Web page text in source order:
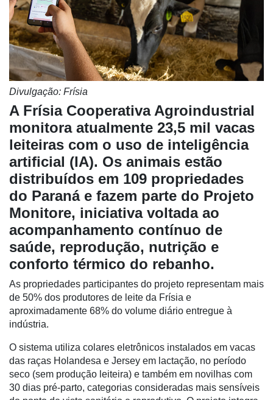
Cadastre-
se
Minha
Divulgação: Frísia
A Frísia Cooperativa Agroindustrial
monitora atualmente 23,5 mil vacas
leiteiras com o uso de inteligência
artificial (IA). Os animais estão
distribuídos em 109 propriedades
do Paraná e fazem parte do Projeto
Monitore, iniciativa voltada ao
acompanhamento contínuo de
saúde, reprodução, nutrição e
conforto térmico do rebanho.
As propriedades participantes do projeto representam mais
de 50% dos produtores de leite da Frísia e
aproximadamente 68% do volume diário entregue à
indústria.
O sistema utiliza colares eletrônicos instalados em vacas
das raças Holandesa e Jersey em lactação, no período
seco (sem produção leiteira) e também em novilhas com
30 dias pré-parto, categorias consideradas mais sensíveis